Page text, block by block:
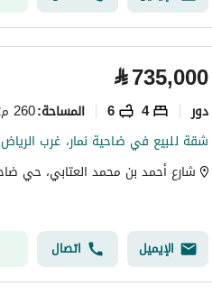
⃁735,000
دور 4
6 المساحة:260 م2
شقة للبيع في ضاحية نمار، غرب الرياض
الإيميل اتصال